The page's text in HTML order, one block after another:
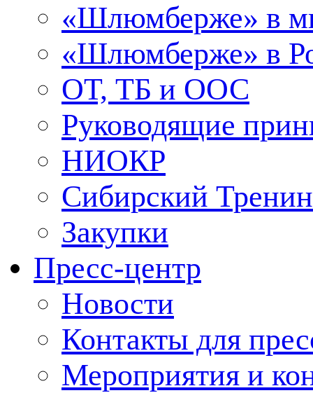
«Шлюмберже» в
«Шлюмберже» в
ОТ, ТБ и ООС
Руководящие
НИОКР
Сибирский
Закупки
Пресс-центр
Новости
Контакты для
Мероприятия и